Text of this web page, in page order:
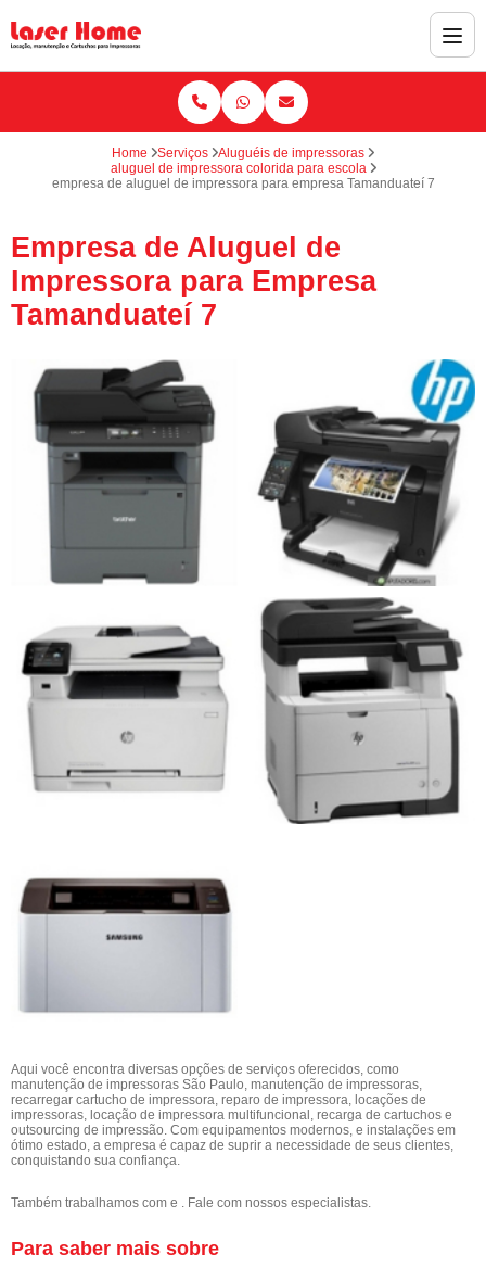
Home Serviços
Aluguéis de impressoras
aluguel de impressora colorida para escola
empresa de aluguel de impressora para empresa Tamanduateí 7
Empresa de Aluguel de
Impressora para Empresa
Tamanduateí 7
Aqui você encontra diversas opções de serviços oferecidos, como
manutenção de impressoras São Paulo, manutenção de impressoras,
recarregar cartucho de impressora, reparo de impressora, locações de
impressoras, locação de impressora multifuncional, recarga de cartuchos e
outsourcing de impressão. Com equipamentos modernos, e instalações em
ótimo estado, a empresa é capaz de suprir a necessidade de seus clientes,
conquistando sua confiança.
Também trabalhamos com e . Fale com nossos especialistas.
Para saber mais sobre